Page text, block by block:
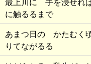
最上川に 手を浸せ
に触るるまで
あまつ日の かたむく
りてながるる